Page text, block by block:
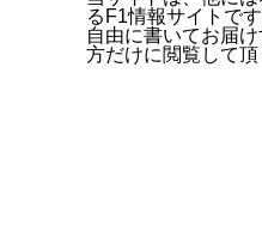
るF1情報サイトで
自由に書いてお届
方だけに閲覧して頂